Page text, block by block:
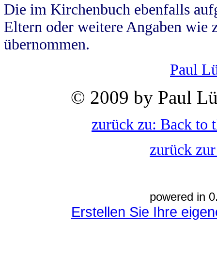
Die im Kirchenbuch ebenfalls
Eltern oder weitere Angaben wie
übernommen.
Paul
© 2009 by Paul
zurück zu: Back to
zurück
powered in
Erstellen Sie Ihre